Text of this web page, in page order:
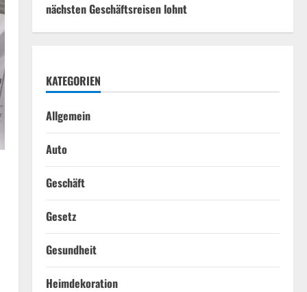
nächsten Geschäftsreisen lohnt
KATEGORIEN
Allgemein
Auto
Geschäft
Gesetz
Gesundheit
Heimdekoration